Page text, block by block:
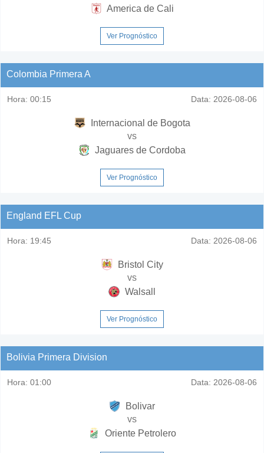
America de Cali
Ver Prognóstico
Colombia Primera A
Hora: 00:15 Data: 2026-08-06
Internacional de Bogota
vs
Jaguares de Cordoba
Ver Prognóstico
England EFL Cup
Hora: 19:45 Data: 2026-08-06
Bristol City
vs
Walsall
Ver Prognóstico
Bolivia Primera Division
Hora: 01:00 Data: 2026-08-06
Bolivar
vs
Oriente Petrolero